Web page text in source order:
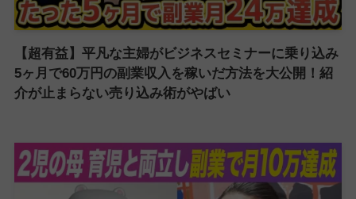
【超有益】平凡な主婦がビジネスセミナーに乗り込み
5ヶ月で60万円の副業収入を稼いだ方法を大公開！紹
介が止まらない売り込み術がやばい